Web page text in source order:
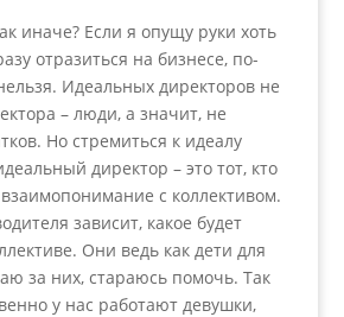
иначе? Если я опущу руки хоть
отразиться на бизнесе, по-
Идеальных директоров не
– люди, а значит, не
Но стремиться к идеалу
директор – это тот, кто
с коллективом.
зависит, какое будет
Они ведь как дети для
за них, стараюсь помочь. Так
у нас работают девушки,